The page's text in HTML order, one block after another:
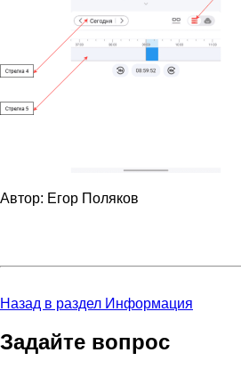
Автор: Егор Поляков
Назад в раздел Информация
Задайте вопрос